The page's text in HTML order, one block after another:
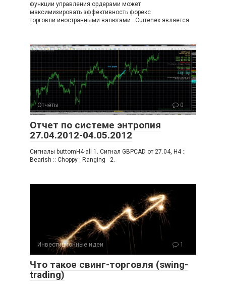
функции управления ордерами может
максимизировать эффективность форекс
торговли иностранными валютами. Currenex является
Отчёты 0
Отчет по системе энтропия
27.04.2012-04.05.2012
Сигналы buttomH4-all 1. Сигнал GBPCAD от 27.04, H4 ::
Bearish :: Choppy : Ranging 2.
Инвестиционные идеи 1
Что такое свинг-торговля (swing-
trading)